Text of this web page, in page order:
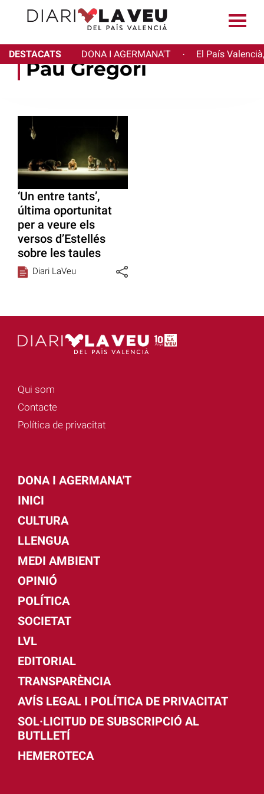
DESTACATS DONA I AGERMANA'T · El País
Pau Gregori
‘Un entre tants’,
última oportunitat
per a veure els
versos d’Estellés
sobre les taules
Diari LaVeu
Qui som
Contacte
Política de privacitat
DONA I AGERMANA'T
INICI
CULTURA
LLENGUA
MEDI AMBIENT
OPINIÓ
POLÍTICA
SOCIETAT
LVL
EDITORIAL
TRANSPARÈNCIA
AVÍS LEGAL I POLÍTICA DE PRIVACITAT
SOL·LICITUD DE SUBSCRIPCIÓ AL
BUTLLETÍ
HEMEROTECA